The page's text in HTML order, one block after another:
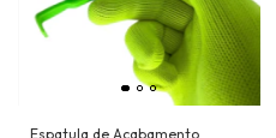
Espatula de Acabamento